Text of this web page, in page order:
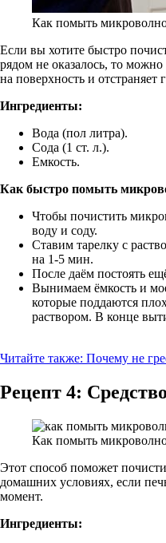
Как помыть
Если вы хотите быстро
рядом не оказалось, то
на поверхность и отстраняет
Ингредиенты:
Вода (пол литра).
Сода (1 ст. л.).
Емкость.
Как быстро помыть
Чтобы почистить
воду и соду.
Ставим тарелку с
на 1-5 мин.
После даём постоять
Вынимаем ёмкость и
которые поддаются
раствором. В конце
Читайте также: Почему не
Рецепт 4:
Как помыть
Этот способ поможет
домашних условиях, если
момент.
Ингредиенты: